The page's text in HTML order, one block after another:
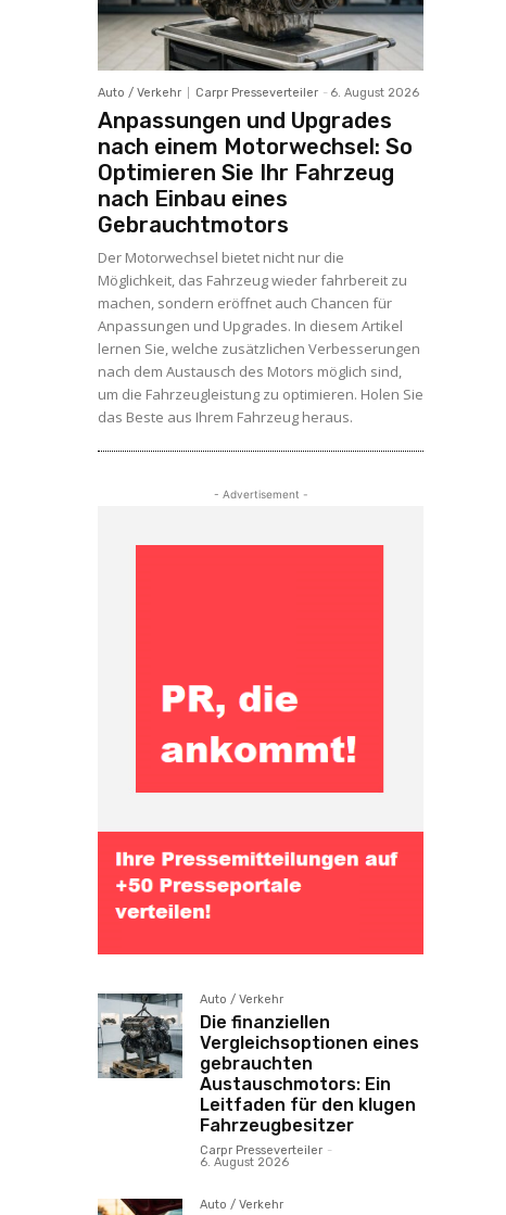
Auto / Verkehr Carpr Presseverteiler - 6. August 2026
Anpassungen und Upgrades
nach einem Motorwechsel: So
Optimieren Sie Ihr Fahrzeug
nach Einbau eines
Gebrauchtmotors
Der Motorwechsel bietet nicht nur die
Möglichkeit, das Fahrzeug wieder fahrbereit zu
machen, sondern eröffnet auch Chancen für
Anpassungen und Upgrades. In diesem Artikel
lernen Sie, welche zusätzlichen Verbesserungen
nach dem Austausch des Motors möglich sind,
um die Fahrzeugleistung zu optimieren. Holen Sie
das Beste aus Ihrem Fahrzeug heraus.
- Advertisement -
Auto / Verkehr
Die finanziellen
Vergleichsoptionen eines
gebrauchten
Austauschmotors: Ein
Leitfaden für den klugen
Fahrzeugbesitzer
Carpr Presseverteiler -
6. August 2026
Auto / Verkehr